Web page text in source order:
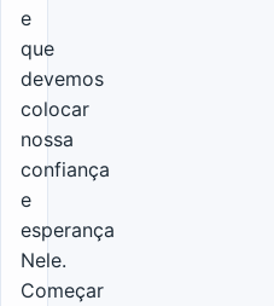
e
que
devemos
colocar
nossa
confiança
e
esperança
Nele.
Começar